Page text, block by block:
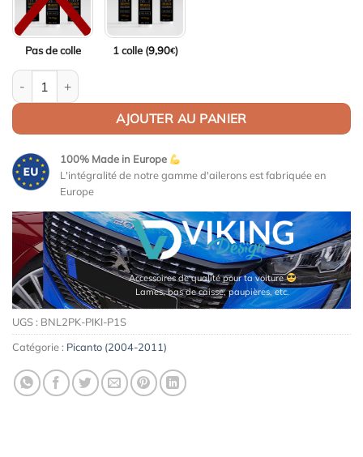
Pas de colle 1 colle (9,90€)
quantité de Aileron / Becquet Origine Replica pour Kia Picanto
AJOUTER AU PANIER
100% Made in Europe
L'intégralité de notre gamme d'ailerons est fabriquée en
Europe
Accessoires de qualité pour ta voiture
Lames, bas de caisse, paupières, etc.
UGS : BNL2PK-PIKI-P1S
Catégorie : Picanto (2004-2011)